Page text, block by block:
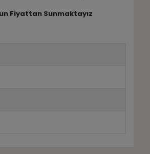
Fiyattan Sunmaktayız